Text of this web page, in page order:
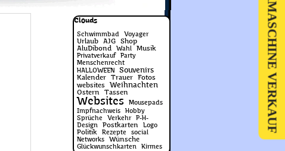
Block überspringen Clouds
Clouds
Schwimmbad Voyager
Urlaub AJG
Shop
AluDibond
Wahl Musik
Privatverkauf
Party
Menschenrecht
HALLOWEEN
Souvenirs
Kalender Trauer
Fotos
websites
Weihnachten
Ostern Tassen
Websites
Mousepads
Impfnachweis
Hobby
Sprüche
Verkehr
P-H-
Design
Postkarten Logo
Politik Rezepte
social
Networks
Wünsche
Glückwunschkarten Kirmes
KEHRMASCHINE VERKAUF